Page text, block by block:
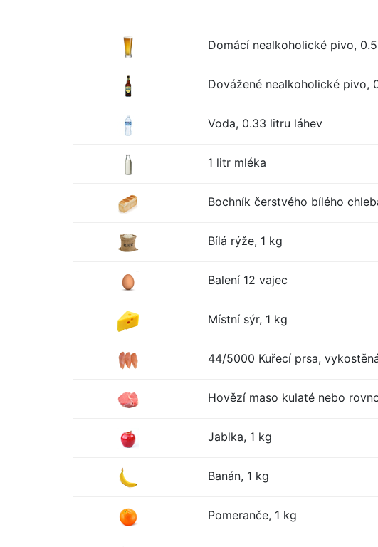
Domácí nealkoholické pivo,
Dovážené nealkoholické pivo,
Voda, 0.33 litru láhev
1 litr mléka
Bochník čerstvého bílého
Bílá rýže, 1 kg
Balení 12 vajec
Místní sýr, 1 kg
44/5000 Kuřecí prsa,
Hovězí maso kulaté nebo
Jablka, 1 kg
Banán, 1 kg
Pomeranče, 1 kg